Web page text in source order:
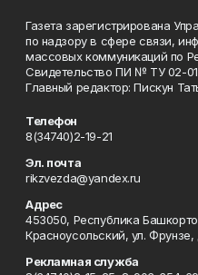
Газета зарегистрирована
по надзору в сфере связи,
массовых коммуникаций по
Свидетельство ПИ № ТУ 02-
Главный редактор: Пискун
Телефон
8(34740)2-19-21
Эл. почта
rikzvezda@yandex.ru
Адрес
453050, Республика
Красноусольский, ул. Фрунзе,
Рекламная служба